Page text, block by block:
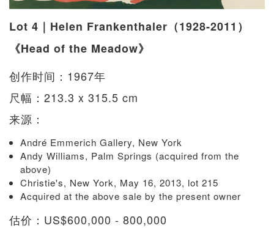
Lot 4｜Helen Frankenthaler（1928-2011）
《Head of the Meadow》
创作时间：1967年
尺幅：213.3 x 315.5 cm
来源：
André Emmerich Gallery, New York
Andy Williams, Palm Springs (acquired from the
above)
Christie's, New York, May 16, 2013, lot 215
Acquired at the above sale by the present owner
估价：US$600,000 - 800,000